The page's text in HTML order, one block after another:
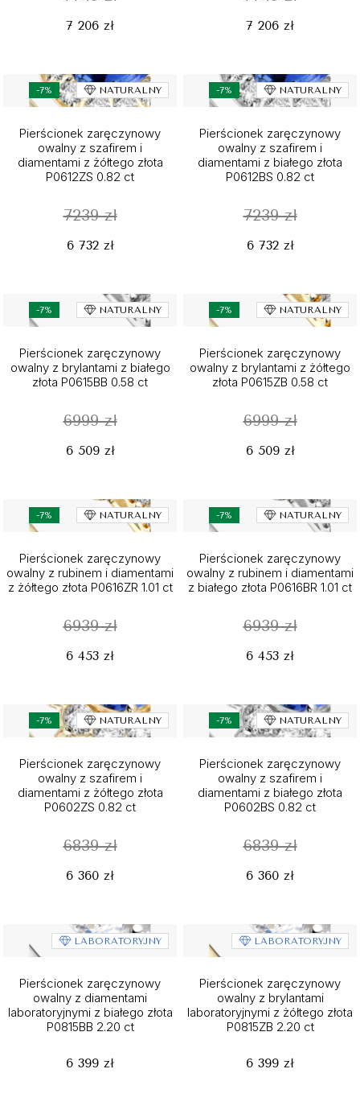
7 206 zł 7 206 zł
-7% NATURALNY
Pierścionek zaręczynowy
owalny z szafirem i
diamentami z żółtego złota
P0612ZS 0.82 ct
7239 zł
6 732 zł
-7% NATURALNY
Pierścionek zaręczynowy
owalny z szafirem i
diamentami z białego złota
P0612BS 0.82 ct
7239 zł
6 732 zł
-7% NATURALNY
Pierścionek zaręczynowy
owalny z brylantami z białego
złota P0615BB 0.58 ct
6999 zł
6 509 zł
-7% NATURALNY
Pierścionek zaręczynowy
owalny z brylantami z żółtego
złota P0615ZB 0.58 ct
6999 zł
6 509 zł
-7% NATURALNY
Pierścionek zaręczynowy
owalny z rubinem i diamentami
z żółtego złota P0616ZR 1.01 ct
6939 zł
6 453 zł
-7% NATURALNY
Pierścionek zaręczynowy
owalny z rubinem i diamentami
z białego złota P0616BR 1.01 ct
6939 zł
6 453 zł
-7% NATURALNY
Pierścionek zaręczynowy
owalny z szafirem i
diamentami z żółtego złota
P0602ZS 0.82 ct
6839 zł
6 360 zł
-7% NATURALNY
Pierścionek zaręczynowy
owalny z szafirem i
diamentami z białego złota
P0602BS 0.82 ct
6839 zł
6 360 zł
LABORATORYJNY
Pierścionek zaręczynowy
owalny z diamentami
laboratoryjnymi z białego złota
P0815BB 2.20 ct
6 399 zł
LABORATORYJNY
Pierścionek zaręczynowy
owalny z brylantami
laboratoryjnymi z żółtego złota
P0815ZB 2.20 ct
6 399 zł